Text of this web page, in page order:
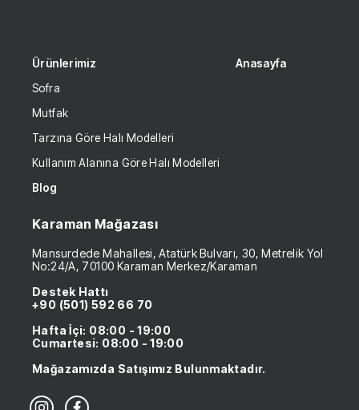
Ürünlerimiz
Sofra
Mutfak
Tarzına Göre Halı Modelleri
Kullanım Alanına Göre Halı Modelleri
Anasayfa
Blog
Karaman Mağazası
Mansurdede Mahallesi, Atatürk Bulvarı, 30, Metrelik Yol
No:24/A, 70100 Karaman Merkez/Karaman
Destek Hattı
+90 (501) 592 66 70
Hafta İçi: 08:00 - 19:00
Cumartesi: 08:00 - 19:00
Mağazamızda Satışımız Bulunmaktadır.